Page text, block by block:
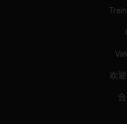
欢